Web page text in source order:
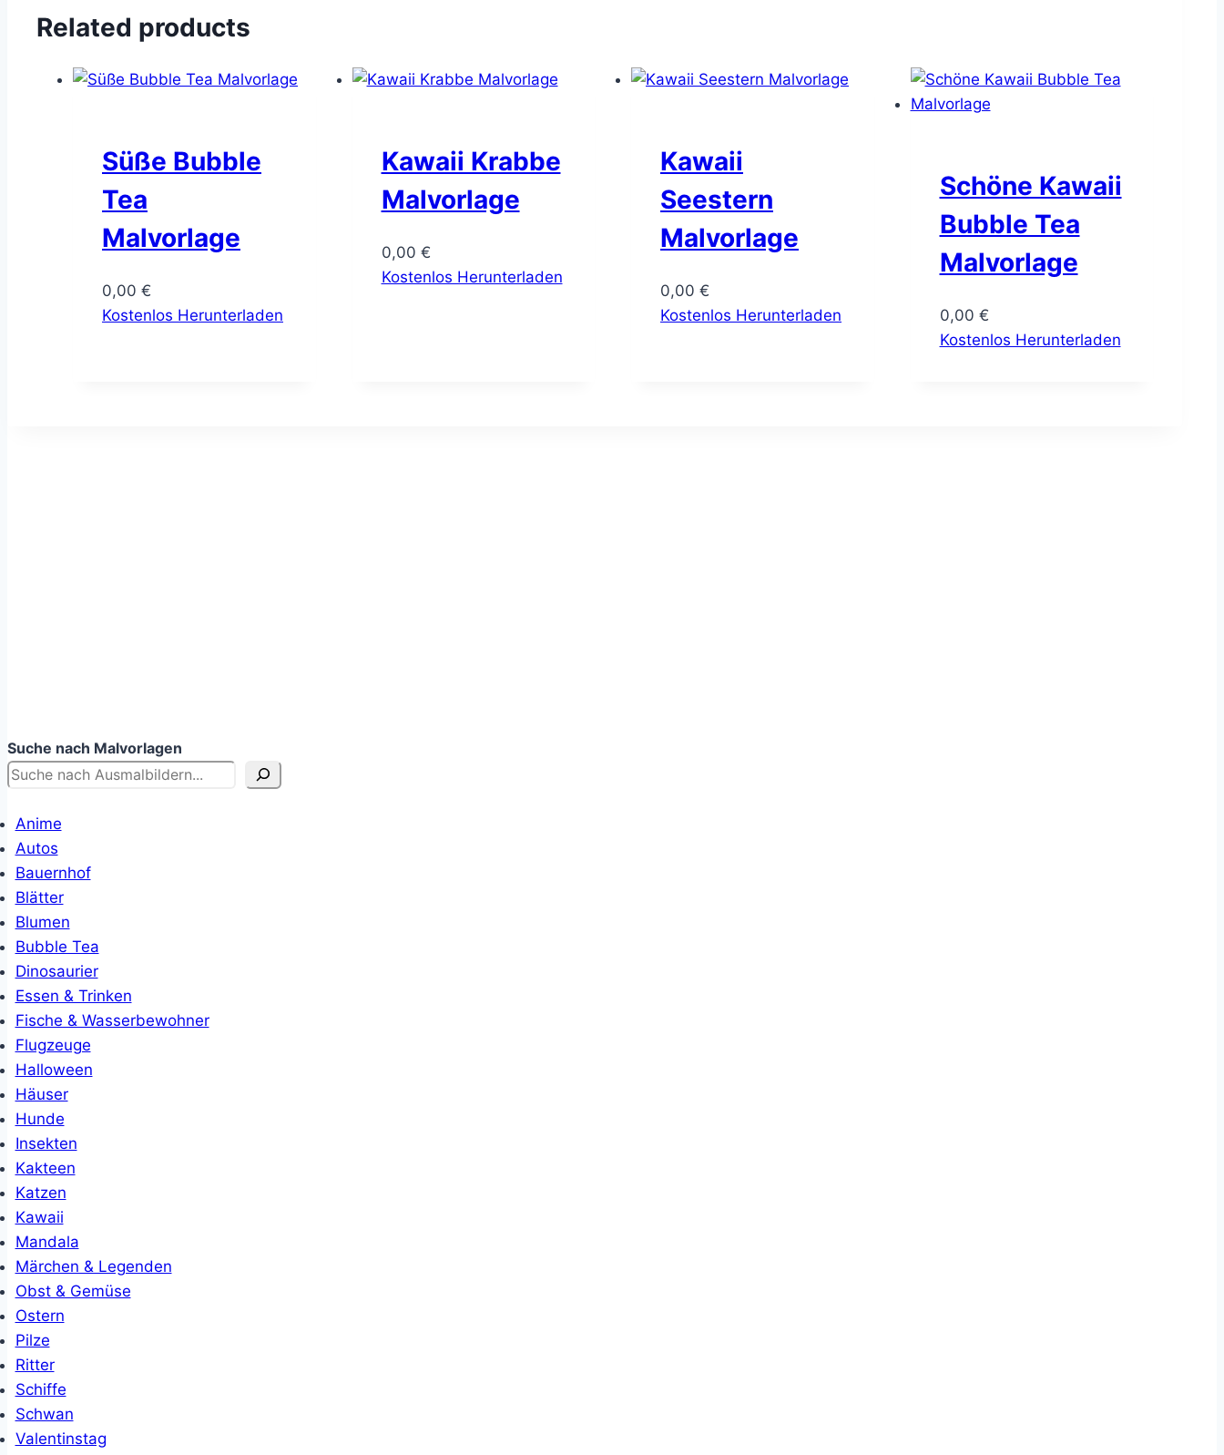
Related products
Süße Bubble
Tea
Malvorlage
0,00 €
Kostenlos Herunterladen
Kawaii Krabbe
Malvorlage
0,00 €
Kostenlos Herunterladen
Kawaii
Seestern
Malvorlage
0,00 €
Kostenlos Herunterladen
Schöne Kawaii
Bubble Tea
Malvorlage
0,00 €
Kostenlos Herunterladen
Suche nach Malvorlagen
Anime
Autos
Bauernhof
Blätter
Blumen
Bubble Tea
Dinosaurier
Essen & Trinken
Fische & Wasserbewohner
Flugzeuge
Halloween
Häuser
Hunde
Insekten
Kakteen
Katzen
Kawaii
Mandala
Märchen & Legenden
Obst & Gemüse
Ostern
Pilze
Ritter
Schiffe
Schwan
Valentinstag